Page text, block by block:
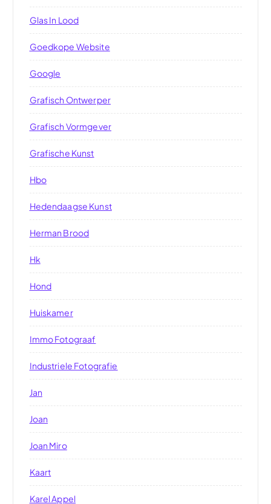
Glas In Lood
Goedkope Website
Google
Grafisch Ontwerper
Grafisch Vormgever
Grafische Kunst
Hbo
Hedendaagse Kunst
Herman Brood
Hk
Hond
Huiskamer
Immo Fotograaf
Industriele Fotografie
Jan
Joan
Joan Miro
Kaart
Karel Appel